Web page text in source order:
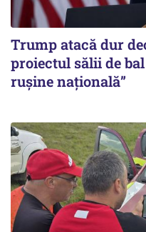
Trump atacă dur
proiectul sălii de bal
ruşine naţională”